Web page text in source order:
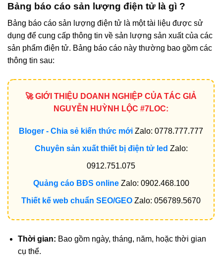
Bảng báo cáo sản lượng điện tử là gì ?
Bảng báo cáo sản lượng điện tử là một tài liệu được sử
dụng để cung cấp thông tin về sản lượng sản xuất của các
sản phẩm điện tử. Bảng báo cáo này thường bao gồm các
thông tin sau:
🚀 GIỚI THIỆU DOANH NGHIỆP CỦA TÁC GIẢ
NGUYỄN HUỲNH LỘC #7LOC:
Bloger - Chia sẻ kiến thức mới Zalo: 0778.777.777
Chuyên sản xuất thiết bị điện tử led Zalo:
0912.751.075
Quảng cáo BĐS onlineZalo: 0902.468.100
Thiết kế web chuẩn SEO/GEO Zalo: 056789.5670
Thời gian: Bao gồm ngày, tháng, năm, hoặc thời gian
cụ thể.